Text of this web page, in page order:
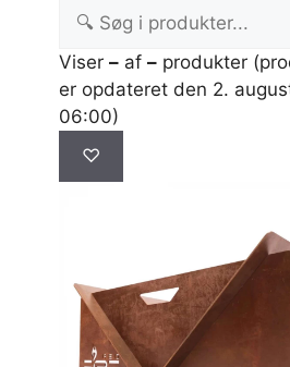
Viser – af – produkter
er opdateret den 2.
06:00)
♡